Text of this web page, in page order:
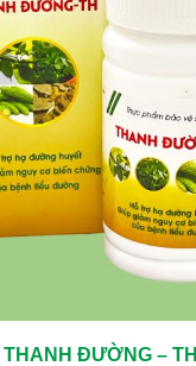
THANH ĐƯỜNG – TH